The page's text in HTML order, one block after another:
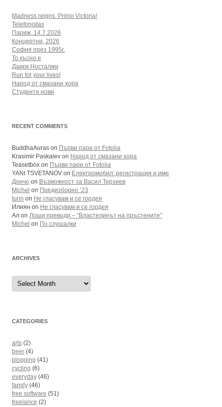
Madness reigns. Primo Victoria!
Telefonistas
Париж, 14.7.2026
Концертни, 2026
София през 1995г.
То късно е
Даирк Носталжи
Run for your lives!
Народ от смазани хора
Студенти нови
RECENT COMMENTS
BuddhaAuras on Първи пари от Fotolia
Krasimir Paskalev on Народ от смазани хора
Teasetbox on Първи пари от Fotolia
YANI TSVETANOV on Електромобил: регистрация и име
Дончо on Възможност за Васил Терзиев
Michel on Предизборно ’23
turin on Не гласувам и се гордея
Илиян on Не гласувам и се гордея
Ал on Лоши преводи – “Властелинът на пръстените”
Michel on По слушалки
ARCHIVES
Archives
CATEGORIES
arts (2)
beer (4)
blogging (41)
cycling (6)
everyday (46)
family (46)
free software (51)
freelance (2)